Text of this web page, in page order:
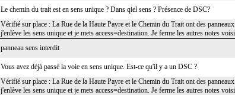
Le chemin du trait est en sens unique ? Dans qiel sens ? Présence de DSC?
Vérifié sur place : La Rue de la Haute Payre et le Chemin du Trait ont des
j'enlève les sens unique et je mets access=destination. Je ferme les autres notes
panneau sens interdit
Vous avez déjà passé la voie en sens unique. Est-ce qu'il y a un DSC ?
Vérifié sur place : La Rue de la Haute Payre et le Chemin du Trait ont des
j'enlève les sens unique et je mets access=destination. Je ferme les autres notes